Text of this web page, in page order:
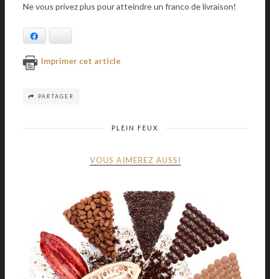
Ne vous privez plus pour atteindre un franco de livraison!
Imprimer cet article
PARTAGER
PLEIN FEUX
VOUS AIMEREZ AUSSI